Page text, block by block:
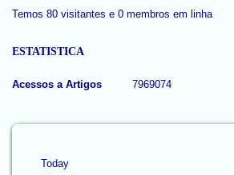
Temos 80 visitantes e 0 membros em linha
ESTATISTICA
Acessos a Artigos 7969074
Today